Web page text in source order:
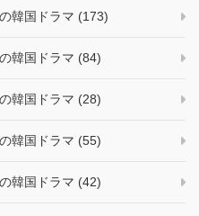
韓国ドラマ (173)
韓国ドラマ (84)
韓国ドラマ (28)
韓国ドラマ (55)
韓国ドラマ (42)